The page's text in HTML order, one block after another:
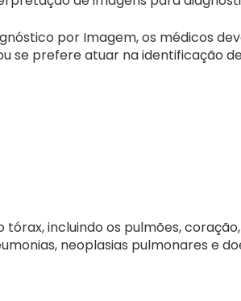
por Imagem, os médicos
se prefere atuar na identificação
incluindo os pulmões,
neoplasias pulmonares e